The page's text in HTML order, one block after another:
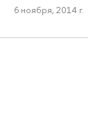
6 ноября, 2014 г.